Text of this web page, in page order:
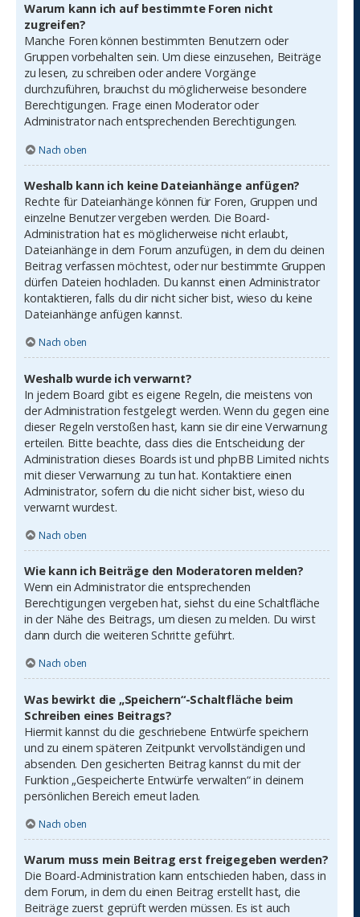
Warum kann ich auf bestimmte Foren nicht
zugreifen?
Manche Foren können bestimmten Benutzern oder
Gruppen vorbehalten sein. Um diese einzusehen, Beiträge
zu lesen, zu schreiben oder andere Vorgänge
durchzuführen, brauchst du möglicherweise besondere
Berechtigungen. Frage einen Moderator oder
Administrator nach entsprechenden Berechtigungen.
Nach oben
Weshalb kann ich keine Dateianhänge anfügen?
Rechte für Dateianhänge können für Foren, Gruppen und
einzelne Benutzer vergeben werden. Die Board-
Administration hat es möglicherweise nicht erlaubt,
Dateianhänge in dem Forum anzufügen, in dem du deinen
Beitrag verfassen möchtest, oder nur bestimmte Gruppen
dürfen Dateien hochladen. Du kannst einen Administrator
kontaktieren, falls du dir nicht sicher bist, wieso du keine
Dateianhänge anfügen kannst.
Nach oben
Weshalb wurde ich verwarnt?
In jedem Board gibt es eigene Regeln, die meistens von
der Administration festgelegt werden. Wenn du gegen eine
dieser Regeln verstoßen hast, kann sie dir eine Verwarnung
erteilen. Bitte beachte, dass dies die Entscheidung der
Administration dieses Boards ist und phpBB Limited nichts
mit dieser Verwarnung zu tun hat. Kontaktiere einen
Administrator, sofern du die nicht sicher bist, wieso du
verwarnt wurdest.
Nach oben
Wie kann ich Beiträge den Moderatoren melden?
Wenn ein Administrator die entsprechenden
Berechtigungen vergeben hat, siehst du eine Schaltfläche
in der Nähe des Beitrags, um diesen zu melden. Du wirst
dann durch die weiteren Schritte geführt.
Nach oben
Was bewirkt die „Speichern“-Schaltfläche beim
Schreiben eines Beitrags?
Hiermit kannst du die geschriebene Entwürfe speichern
und zu einem späteren Zeitpunkt vervollständigen und
absenden. Den gesicherten Beitrag kannst du mit der
Funktion „Gespeicherte Entwürfe verwalten“ in deinem
persönlichen Bereich erneut laden.
Nach oben
Warum muss mein Beitrag erst freigegeben werden?
Die Board-Administration kann entschieden haben, dass in
dem Forum, in dem du einen Beitrag erstellt hast, die
Beiträge zuerst geprüft werden müssen. Es ist auch